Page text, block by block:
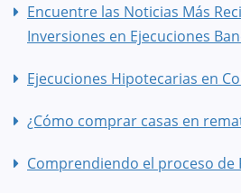
Encuentre las Noticias Más
Inversiones en Ejecuciones
Ejecuciones Hipotecarias en
¿Cómo comprar casas en
Comprendiendo el proceso de